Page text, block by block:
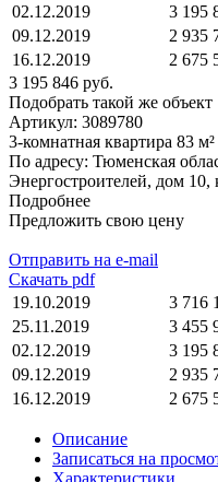
02.12.2019
3 195
09.12.2019
2 935
16.12.2019
2 675
3 195 846 руб.
Подобрать такой же объект
Артикул: 3089780
3-комнатная квартира 83
По адресу: Тюменская
Энергостроителей, дом 10,
Подробнее
Предложить свою цену
Отправить на e-mail
Скачать pdf
19.10.2019
3 716
25.11.2019
3 455
02.12.2019
3 195
09.12.2019
2 935
16.12.2019
2 675
Описание
Записаться на
Характеристики